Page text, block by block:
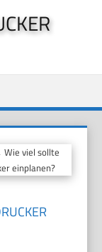
viel sollte
einplanen?